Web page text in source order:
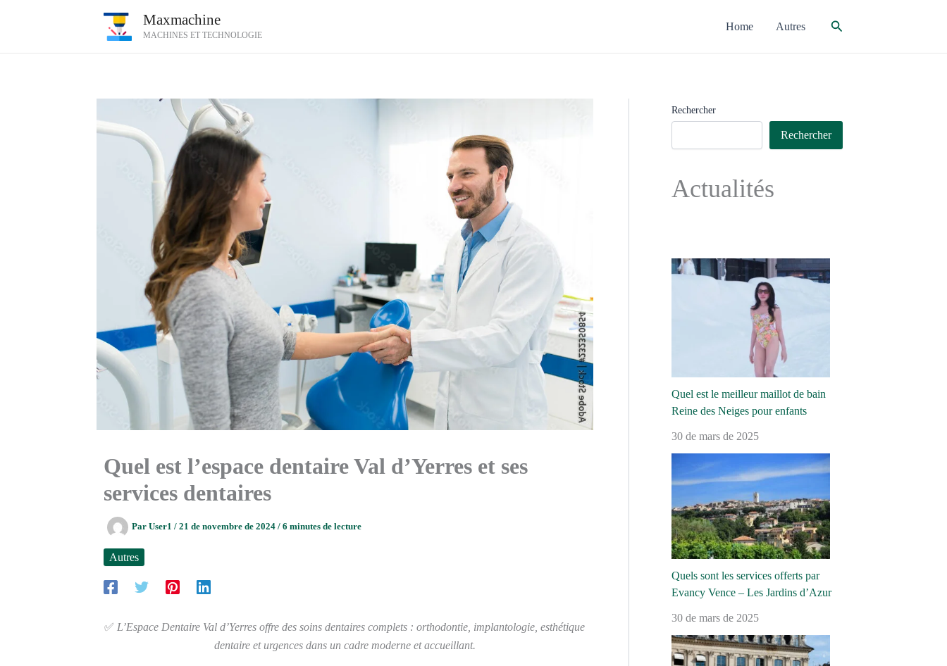
Maxmachine
MACHINES ET TECHNOLOGIE
Home Autres Rechercher
Quel est l’espace dentaire Val d’Yerres et ses
services dentaires
Par User1 / 21 de novembre de 2024 / 6 minutes de lecture
Autres
✅ L’Espace Dentaire Val d’Yerres offre des soins dentaires complets : orthodontie, implantologie, esthétique
dentaire et urgences dans un cadre moderne et accueillant.
Rechercher
Rechercher
Actualités
Quel est le meilleur maillot de bain
Reine des Neiges pour enfants
30 de mars de 2025
Quels sont les services offerts par
Evancy Vence – Les Jardins d’Azur
30 de mars de 2025